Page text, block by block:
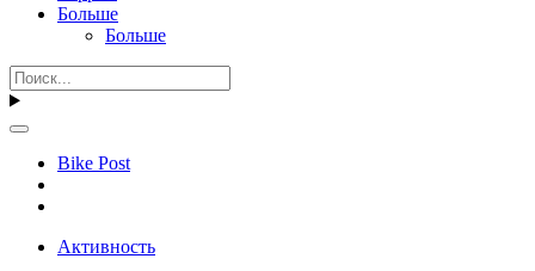
Больше
Больше
Bike Post
Активность